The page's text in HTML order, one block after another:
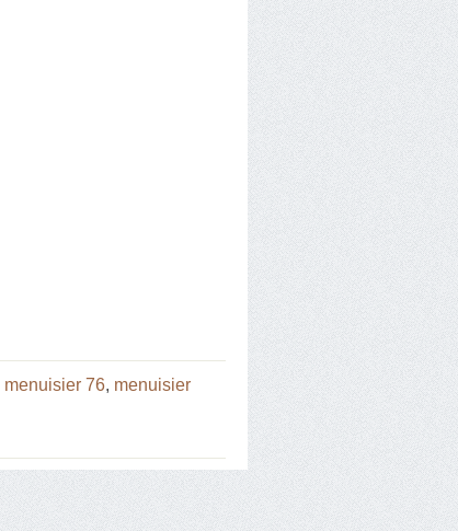
menuisier 76, menuisier